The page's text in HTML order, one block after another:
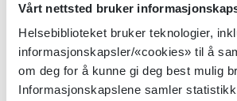
Vårt nettsted bruker
Helsebiblioteket bruker teknologier,
informasjonskapsler/«cookies» til å
om deg for å kunne gi deg best mulig
Informasjonskapslene samler
2022
Detaljer